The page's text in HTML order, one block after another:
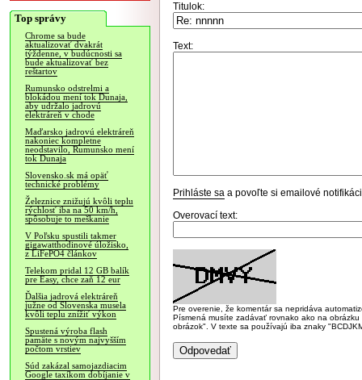
Top správy
Chrome sa bude
aktualizovať dvakrát
týždenne, v budúcnosti sa
bude aktualizovať bez
reštartov
Rumunsko odstrelmi a
blokádou mení tok Dunaja,
aby udržalo jadrovú
elektráreň v chode
Maďarsko jadrovú elektráreň
nakoniec kompletne
neodstavilo, Rumunsko mení
tok Dunaja
Slovensko.sk má opäť
technické problémy
Železnice znižujú kvôli teplu
rýchlosť iba na 50 km/h,
spôsobuje to meškanie
V Poľsku spustili takmer
gigawatthodinové úložisko,
z LiFePO4 článkov
Telekom pridal 12 GB balík
pre Easy, chce zaň 12 eur
Ďalšia jadrová elektráreň
južne od Slovenska musela
kvôli teplu znížiť výkon
Spustená výroba flash
pamäte s novým najvyšším
počtom vrstiev
Súd zakázal samojazdiacim
Google taxíkom dobíjanie v
Titulok:
Text:
Prihláste sa a povoľte si emailové
Overovací text:
Pre overenie, že komentár sa nepridáva
Písmená musíte zadávať rovnako ako na
obrázok". V texte sa používajú iba znaky